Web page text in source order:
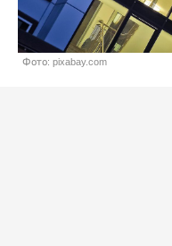
Фото: pixabay.com